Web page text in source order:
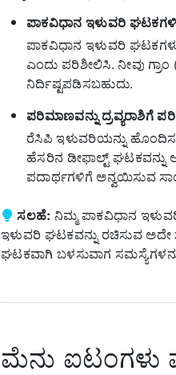
ಪಾಕವಿಧಾನ ಇಳುವರಿ
ಪಾಕವಿಧಾನ ಇಳುವರಿ
ಎಂದು ಪರಿಶೀಲಿಸಿ. ನೀವು
ನಿರ್ದಿಷ್ಟಪಡಿಸಬಹುದು.
ಪರಿಮಾಣವನ್ನು ದ್ರವ್ಯರಾಶಿಗೆ
ರೆಸಿಪಿ ಇಳುವರಿಯನ್ನು
ಹೆಸರಿನ ಡೀಫಾಲ್ಟ್ ಘಟಕವನ್ನು
ಪದಾರ್ಥಗಳಿಗೆ ಅನ್ವಯಿಸುವ
ಸಲಹೆ: ನಿಮ್ಮ ಪಾಕವಿಧಾನ
ಇಳುವರಿ ಘಟಕವನ್ನು ರಚಿಸುವ
ಘಟಕವಾಗಿ ಬಳಸುವಾಗ
ಮೆನು ಐಟಂಗಳು